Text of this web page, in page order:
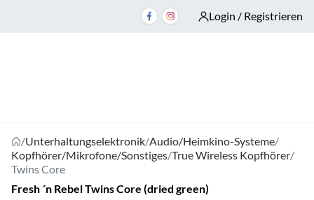
Login / Registrieren
/Unterhaltungselektronik/Audio/Heimkino-Systeme/
Kopfhörer/Mikrofone/Sonstiges/True Wireless Kopfhörer/
Twins Core
Fresh ´n Rebel Twins Core (dried green)